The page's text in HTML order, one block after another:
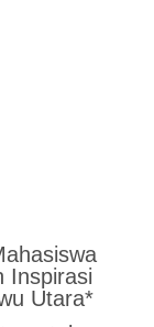
Inspirasi
Utara*